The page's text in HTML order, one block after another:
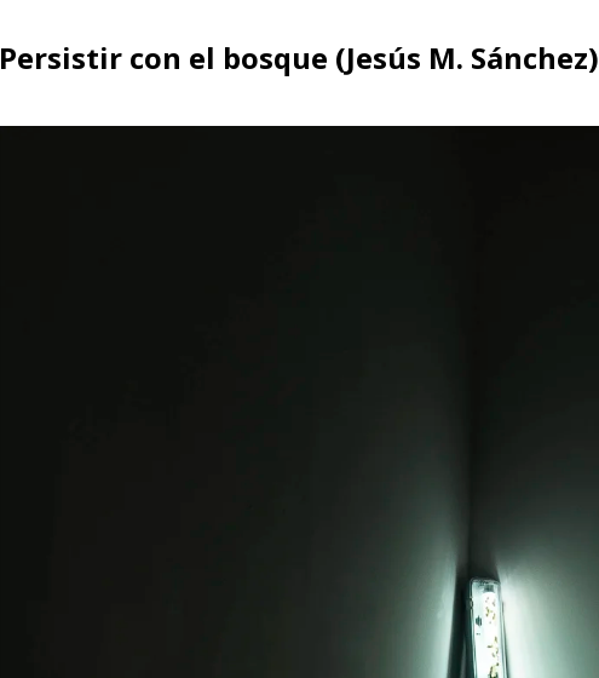
Persistir con el bosque (Jesús M. Sánchez)